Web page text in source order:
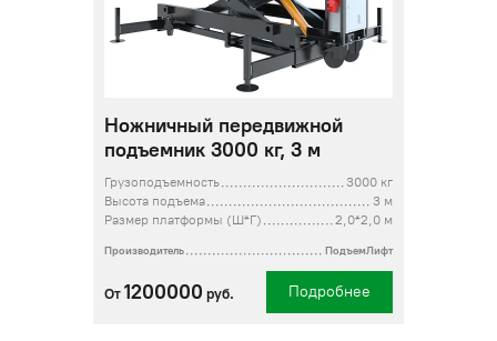
Ножничный передвижной
подъемник 3000 кг, 3 м
Грузоподъемность
3000 кг
Высота подъема
3 м
Размер платформы (Ш*Г)
2,0*2,0 м
Производитель ПодъемЛифт
От 1200000 руб. Подробнее